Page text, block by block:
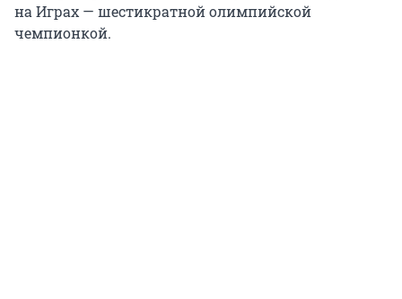
на Играх — шестикратной олимпийской
чемпионкой.